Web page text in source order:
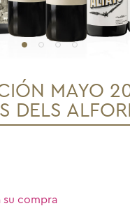
MAYO
DELS
su compra